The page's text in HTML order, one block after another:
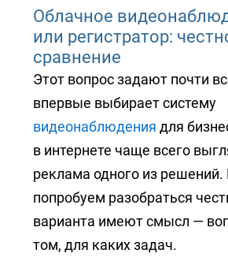
Оплата
Инструкции
Каталог камер
Статьи
Контакты
+7 (727) 317-61-61
info@glazok.kz
Облачное
или регистратор:
сравнение
Этот вопрос задают почти
впервые выбирает систему
видеонаблюдения для
в интернете чаще всего
реклама одного из
попробуем разобраться
варианта имеют смысл —
том, для каких задач.